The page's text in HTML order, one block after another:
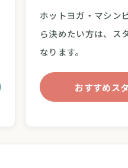
ホットヨガ・マシン
ら決めたい方は、ス
なります。
おすすめス